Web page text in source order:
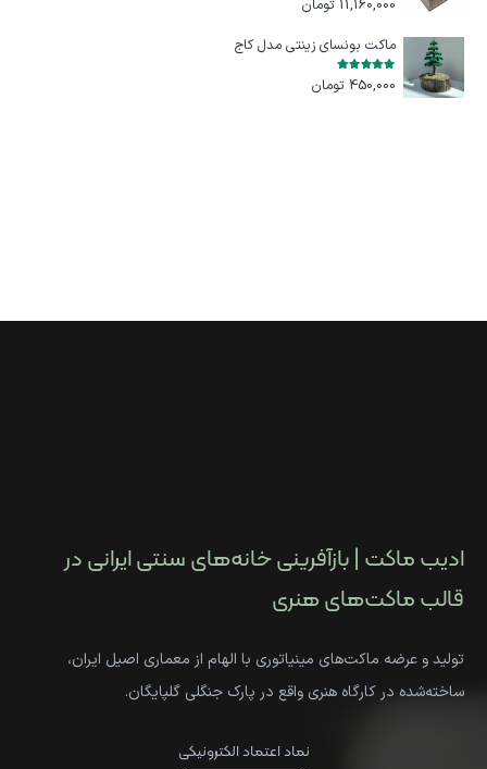
11,160,000 تومان
ماکت بونسای زینتی مدل کاج
امتیاز از 5
450,000 تومان
ادیب ماکت | بازآفرینی خانه‌های سنتی ایرانی در
قالب ماکت‌های هنری
تولید و عرضه ماکت‌های مینیاتوری با الهام از معماری اصیل ایران،
ساخته‌شده در کارگاه هنری واقع در پارک جنگلی گلپایگان.
نماد اعتماد الکترونیکی